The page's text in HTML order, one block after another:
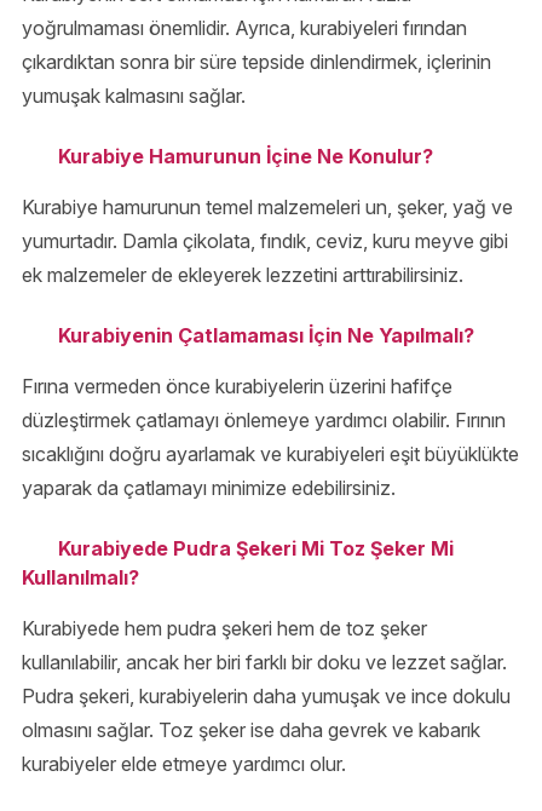
yoğrulmaması önemlidir. Ayrıca, kurabiyeleri fırından
çıkardıktan sonra bir süre tepside dinlendirmek, içlerinin
yumuşak kalmasını sağlar.
Kurabiye Hamurunun İçine Ne Konulur?
Kurabiye hamurunun temel malzemeleri un, şeker, yağ ve
yumurtadır. Damla çikolata, fındık, ceviz, kuru meyve gibi
ek malzemeler de ekleyerek lezzetini arttırabilirsiniz.
Kurabiyenin Çatlamaması İçin Ne Yapılmalı?
Fırına vermeden önce kurabiyelerin üzerini hafifçe
düzleştirmek çatlamayı önlemeye yardımcı olabilir. Fırının
sıcaklığını doğru ayarlamak ve kurabiyeleri eşit büyüklükte
yaparak da çatlamayı minimize edebilirsiniz.
Kurabiyede Pudra Şekeri Mi Toz Şeker Mi
Kullanılmalı?
Kurabiyede hem pudra şekeri hem de toz şeker
kullanılabilir, ancak her biri farklı bir doku ve lezzet sağlar.
Pudra şekeri, kurabiyelerin daha yumuşak ve ince dokulu
olmasını sağlar. Toz şeker ise daha gevrek ve kabarık
kurabiyeler elde etmeye yardımcı olur.